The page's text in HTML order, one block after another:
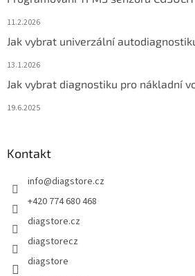
11.2.2026
Jak vybrat univerzální
13.1.2026
Jak vybrat diagnostiku pro nákladní
19.6.2025
Kontakt
info@diagstore.cz
+420 774 680 468
diagstore.cz
diagstorecz
diagstore